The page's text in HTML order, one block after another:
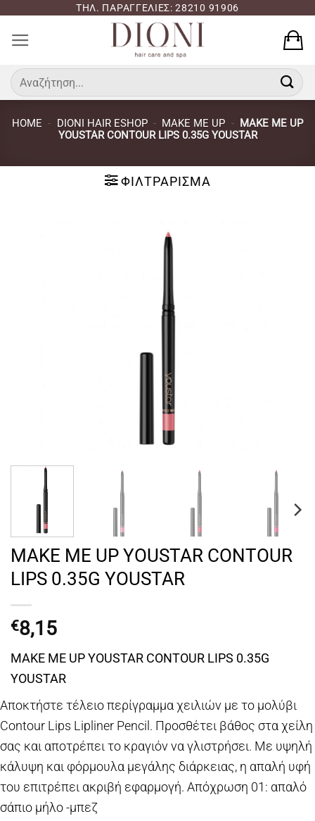
περιεχόμενο
ΤΗΛ. ΠΑΡΑΓΓΕΛΙΕΣ: 28210 91906
Αναζήτηση
για:
HOME - DIONI HAIR ESHOP - MAKE ME UP - MAKE ME UP
YOUSTAR CONTOUR LIPS 0.35G YOUSTAR
ΦΙΛΤΡΆΡΙΣΜΑ
MAKE ME UP YOUSTAR CONTOUR
LIPS 0.35G YOUSTAR
€8,15
MAKE ME UP YOUSTAR CONTOUR LIPS 0.35G
YOUSTAR
Αποκτήστε τέλειο περίγραμμα χειλιών με το μολύβι
Contour Lips Lipliner Pencil. Προσθέτει βάθος στα χείλη
σας και αποτρέπει το κραγιόν να γλιστρήσει. Με υψηλή
κάλυψη και φόρμουλα μεγάλης διάρκειας, η απαλή υφή
του επιτρέπει ακριβή εφαρμογή. Απόχρωση 01: απαλό
σάπιο μήλο -μπεζ